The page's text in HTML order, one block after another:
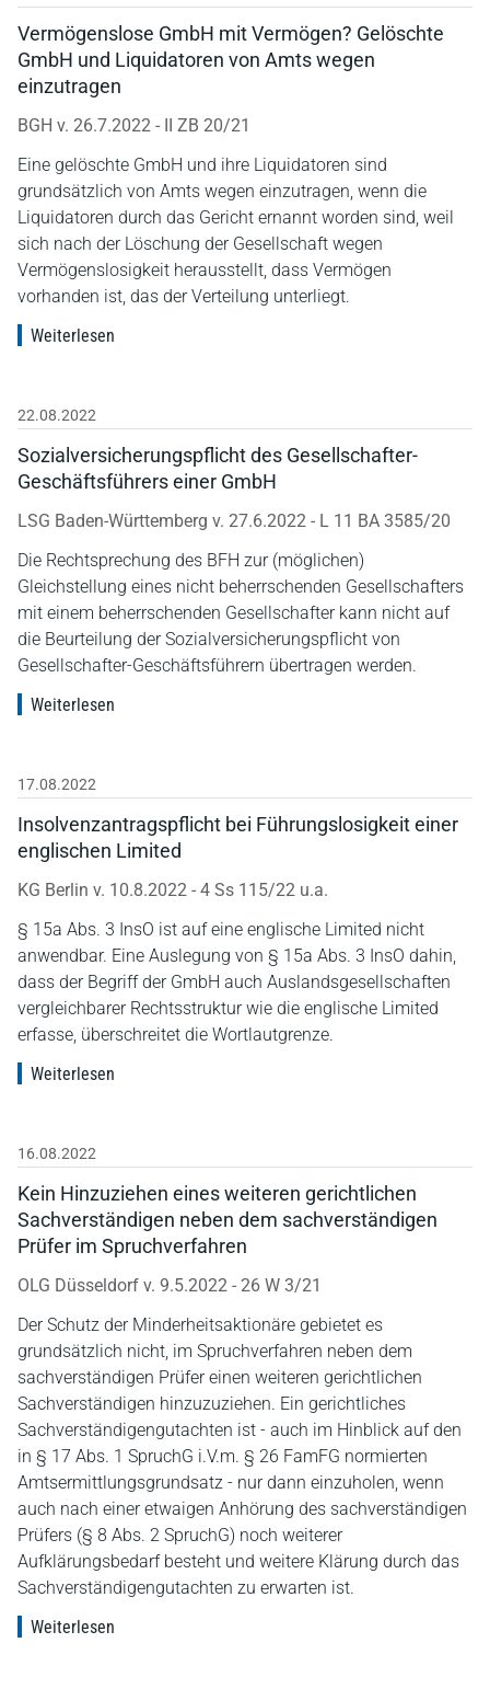
Vermögenslose GmbH mit Vermögen? Gelöschte
GmbH und Liquidatoren von Amts wegen
einzutragen
BGH v. 26.7.2022 - II ZB 20/21
Eine gelöschte GmbH und ihre Liquidatoren sind
grundsätzlich von Amts wegen einzutragen, wenn die
Liquidatoren durch das Gericht ernannt worden sind, weil
sich nach der Löschung der Gesellschaft wegen
Vermögenslosigkeit herausstellt, dass Vermögen
vorhanden ist, das der Verteilung unterliegt.
Weiterlesen
22.08.2022
Sozialversicherungspflicht des Gesellschafter-
Geschäftsführers einer GmbH
LSG Baden-Württemberg v. 27.6.2022 - L 11 BA 3585/20
Die Rechtsprechung des BFH zur (möglichen)
Gleichstellung eines nicht beherrschenden Gesellschafters
mit einem beherrschenden Gesellschafter kann nicht auf
die Beurteilung der Sozialversicherungspflicht von
Gesellschafter-Geschäftsführern übertragen werden.
Weiterlesen
17.08.2022
Insolvenzantragspflicht bei Führungslosigkeit einer
englischen Limited
KG Berlin v. 10.8.2022 - 4 Ss 115/22 u.a.
§ 15a Abs. 3 InsO ist auf eine englische Limited nicht
anwendbar. Eine Auslegung von § 15a Abs. 3 InsO dahin,
dass der Begriff der GmbH auch Auslandsgesellschaften
vergleichbarer Rechtsstruktur wie die englische Limited
erfasse, überschreitet die Wortlautgrenze.
Weiterlesen
16.08.2022
Kein Hinzuziehen eines weiteren gerichtlichen
Sachverständigen neben dem sachverständigen
Prüfer im Spruchverfahren
OLG Düsseldorf v. 9.5.2022 - 26 W 3/21
Der Schutz der Minderheitsaktionäre gebietet es
grundsätzlich nicht, im Spruchverfahren neben dem
sachverständigen Prüfer einen weiteren gerichtlichen
Sachverständigen hinzuzuziehen. Ein gerichtliches
Sachverständigengutachten ist - auch im Hinblick auf den
in § 17 Abs. 1 SpruchG i.V.m. § 26 FamFG normierten
Amtsermittlungsgrundsatz - nur dann einzuholen, wenn
auch nach einer etwaigen Anhörung des sachverständigen
Prüfers (§ 8 Abs. 2 SpruchG) noch weiterer
Aufklärungsbedarf besteht und weitere Klärung durch das
Sachverständigengutachten zu erwarten ist.
Weiterlesen